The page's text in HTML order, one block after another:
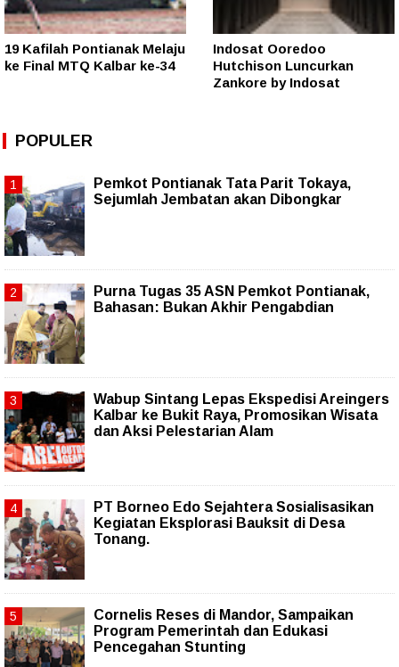
19 Kafilah Pontianak Melaju
ke Final MTQ Kalbar ke-34
Indosat Ooredoo
Hutchison Luncurkan
Zankore by Indosat
POPULER
Pemkot Pontianak Tata Parit Tokaya,
Sejumlah Jembatan akan Dibongkar
Purna Tugas 35 ASN Pemkot Pontianak,
Bahasan: Bukan Akhir Pengabdian
Wabup Sintang Lepas Ekspedisi Areingers
Kalbar ke Bukit Raya, Promosikan Wisata
dan Aksi Pelestarian Alam
PT Borneo Edo Sejahtera Sosialisasikan
Kegiatan Eksplorasi Bauksit di Desa
Tonang.
Cornelis Reses di Mandor, Sampaikan
Program Pemerintah dan Edukasi
Pencegahan Stunting